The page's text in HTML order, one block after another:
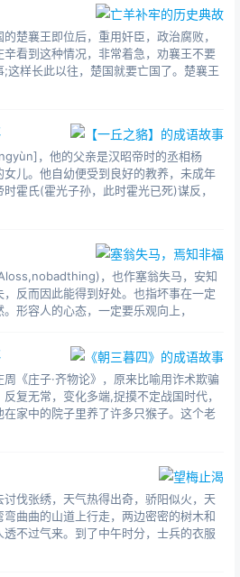
的楚襄王即位后，重用奸臣，政治腐败，
看到这种情况，非常着急，劝襄王不要
这样长此以往，楚国就要亡国了。楚襄王
，他的父亲是汉昭帝时的丞相杨
儿。他自幼便受到良好的教养，未成年
霍氏(霍光子孙，此时霍光已死)谋反，
，也作塞翁失马，安知
反而因此能得到好处。也指坏事在一定
形容人的心态，一定要乐观向上，
《庄子·齐物论》，原来比喻用诈术欺骗
复无常，变化多端,捉摸不定战国时代，
家中的院子里养了许多只猴子。这个老
伐张绣，天气热得出奇，骄阳似火，天
弯曲曲的山道上行走，两边密密的树木和
不过气来。到了中午时分，士兵的衣服